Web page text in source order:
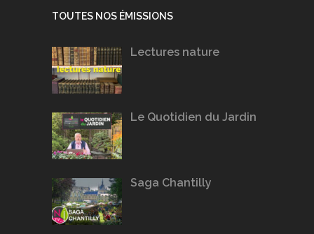
TOUTES NOS ÉMISSIONS
Lectures nature
Le Quotidien du Jardin
Saga Chantilly